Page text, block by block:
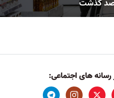
رسانه های اجتماعی: